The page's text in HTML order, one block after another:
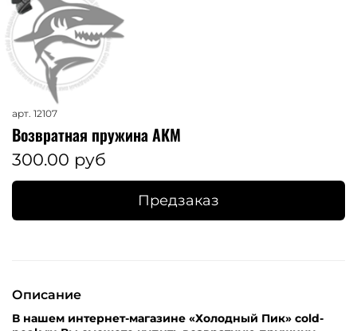
арт. 12107
Возвратная пружина АКМ
300.00 руб
Предзаказ
Описание
В нашем интернет-магазине «Холодный Пик» cold-